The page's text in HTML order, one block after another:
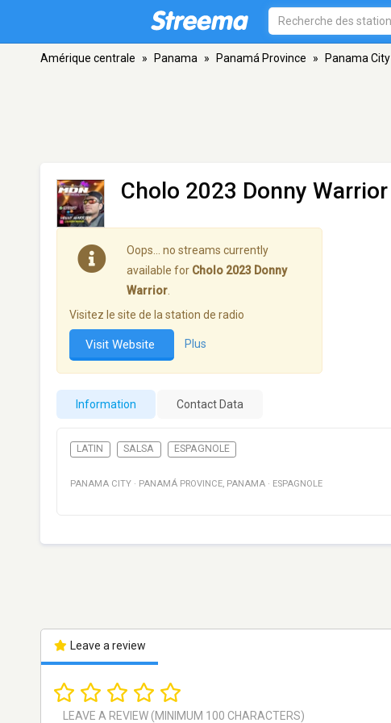
Amérique centrale » Panama » Panamá Province » Panama City
Cholo 2023 Donny Warrior
Oops… no streams currently
available for Cholo 2023 Donny
Warrior
Visitez le site de la station de radio
Visit Website Plus
Information Contact Data
LATIN SALSA ESPAGNOLE
PANAMA CITY · PANAMÁ PROVINCE, PANAMA · ESPAGNOLE
Leave a review